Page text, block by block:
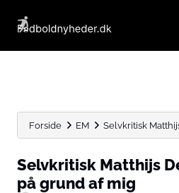
Forside EM Selvkritisk
Selvkritisk Matthijs
på grund af mig